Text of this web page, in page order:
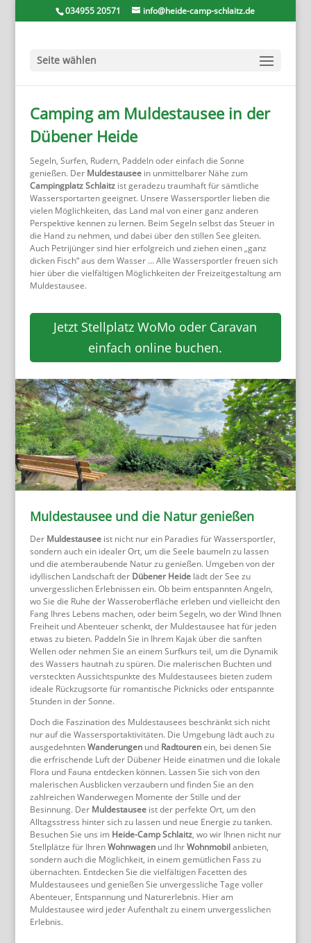
034955 20571 info@heide-camp-schlaitz.de
Seite wählen
Camping am Muldestausee in der
Dübener Heide
Segeln, Surfen, Rudern, Paddeln oder einfach die Sonne
genießen. Der Muldestauseein unmittelbarer Nähe zum
Campingplatz Schlaitzist geradezu traumhaft für sämtliche
Wassersportarten geeignet. Unsere Wassersportler lieben die
vielen Möglichkeiten, das Land mal von einer ganz anderen
Perspektive kennen zu lernen. Beim Segeln selbst das Steuer in
die Hand zu nehmen, und dabei über den stillen See gleiten.
Auch Petrijünger sind hier erfolgreich und ziehen einen „ganz
dicken Fisch“ aus dem Wasser … Alle Wassersportler freuen sich
hier über die vielfältigen Möglichkeiten der Freizeitgestaltung am
Muldestausee.
Jetzt Stellplatz WoMo oder Caravan
einfach online buchen.
Muldestausee und die Natur genießen
Der Muldestauseeist nicht nur ein Paradies für Wassersportler,
sondern auch ein idealer Ort, um die Seele baumeln zu lassen
und die atemberaubende Natur zu genießen. Umgeben von der
idyllischen Landschaft der Dübener Heidelädt der See zu
unvergesslichen Erlebnissen ein. Ob beim entspannten Angeln,
wo Sie die Ruhe der Wasseroberfläche erleben und vielleicht den
Fang Ihres Lebens machen, oder beim Segeln, wo der Wind Ihnen
Freiheit und Abenteuer schenkt, der Muldestausee hat für jeden
etwas zu bieten. Paddeln Sie in Ihrem Kajak über die sanften
Wellen oder nehmen Sie an einem Surfkurs teil, um die Dynamik
des Wassers hautnah zu spüren. Die malerischen Buchten und
versteckten Aussichtspunkte des Muldestausees bieten zudem
ideale Rückzugsorte für romantische Picknicks oder entspannte
Stunden in der Sonne.
Doch die Faszination des Muldestausees beschränkt sich nicht
nur auf die Wassersportaktivitäten. Die Umgebung lädt auch zu
ausgedehntenWanderungenund Radtourenein, bei denen Sie
die erfrischende Luft der Dübener Heide einatmen und die lokale
Flora und Fauna entdecken können. Lassen Sie sich von den
malerischen Ausblicken verzaubern und finden Sie an den
zahlreichen Wanderwegen Momente der Stille und der
Besinnung. Der Muldestauseeist der perfekte Ort, um den
Alltagsstress hinter sich zu lassen und neue Energie zu tanken.
Besuchen Sie uns im Heide-Camp Schlaitz, wo wir Ihnen nicht nur
Stellplätze für IhrenWohnwagenund IhrWohnmobilanbieten,
sondern auch die Möglichkeit, in einem gemütlichen Fass zu
übernachten. Entdecken Sie die vielfältigen Facetten des
Muldestausees und genießen Sie unvergessliche Tage voller
Abenteuer, Entspannung und Naturerlebnis. Hier am
Muldestausee wird jeder Aufenthalt zu einem unvergesslichen
Erlebnis.